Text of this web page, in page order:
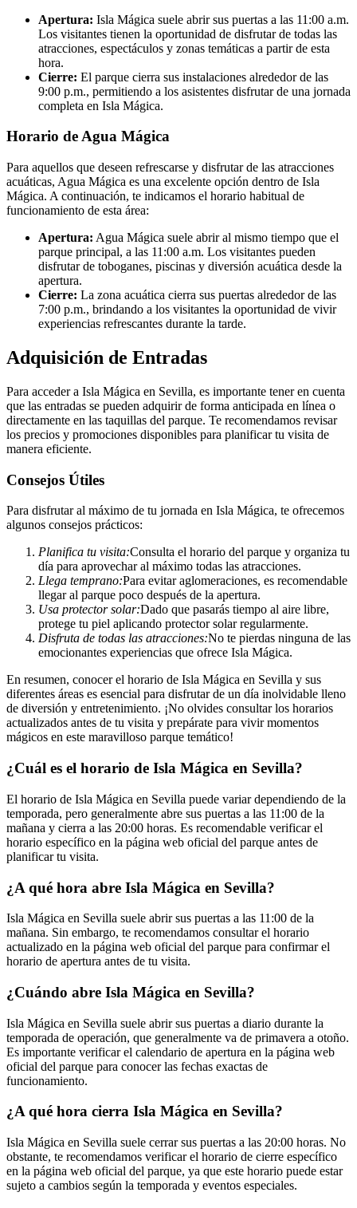
Apertura: Isla Mágica suele abrir sus puertas a las 11:00 a.m.
Los visitantes tienen la oportunidad de disfrutar de todas las
atracciones, espectáculos y zonas temáticas a partir de esta
hora.
Cierre: El parque cierra sus instalaciones alrededor de las
9:00 p.m., permitiendo a los asistentes disfrutar de una jornada
completa en Isla Mágica.
Horario de Agua Mágica
Para aquellos que deseen refrescarse y disfrutar de las atracciones
acuáticas, Agua Mágica es una excelente opción dentro de Isla
Mágica. A continuación, te indicamos el horario habitual de
funcionamiento de esta área:
Apertura: Agua Mágica suele abrir al mismo tiempo que el
parque principal, a las 11:00 a.m. Los visitantes pueden
disfrutar de toboganes, piscinas y diversión acuática desde la
apertura.
Cierre: La zona acuática cierra sus puertas alrededor de las
7:00 p.m., brindando a los visitantes la oportunidad de vivir
experiencias refrescantes durante la tarde.
Adquisición de Entradas
Para acceder a Isla Mágica en Sevilla, es importante tener en cuenta
que las entradas se pueden adquirir de forma anticipada en línea o
directamente en las taquillas del parque. Te recomendamos revisar
los precios y promociones disponibles para planificar tu visita de
manera eficiente.
Consejos Útiles
Para disfrutar al máximo de tu jornada en Isla Mágica, te ofrecemos
algunos consejos prácticos:
Planifica tu visita:Consulta el horario del parque y organiza tu
día para aprovechar al máximo todas las atracciones.
Llega temprano:Para evitar aglomeraciones, es recomendable
llegar al parque poco después de la apertura.
Usa protector solar:Dado que pasarás tiempo al aire libre,
protege tu piel aplicando protector solar regularmente.
Disfruta de todas las atracciones:No te pierdas ninguna de las
emocionantes experiencias que ofrece Isla Mágica.
En resumen, conocer el horario de Isla Mágica en Sevilla y sus
diferentes áreas es esencial para disfrutar de un día inolvidable lleno
de diversión y entretenimiento. ¡No olvides consultar los horarios
actualizados antes de tu visita y prepárate para vivir momentos
mágicos en este maravilloso parque temático!
¿Cuál es el horario de Isla Mágica en Sevilla?
El horario de Isla Mágica en Sevilla puede variar dependiendo de la
temporada, pero generalmente abre sus puertas a las 11:00 de la
mañana y cierra a las 20:00 horas. Es recomendable verificar el
horario específico en la página web oficial del parque antes de
planificar tu visita.
¿A qué hora abre Isla Mágica en Sevilla?
Isla Mágica en Sevilla suele abrir sus puertas a las 11:00 de la
mañana. Sin embargo, te recomendamos consultar el horario
actualizado en la página web oficial del parque para confirmar el
horario de apertura antes de tu visita.
¿Cuándo abre Isla Mágica en Sevilla?
Isla Mágica en Sevilla suele abrir sus puertas a diario durante la
temporada de operación, que generalmente va de primavera a otoño.
Es importante verificar el calendario de apertura en la página web
oficial del parque para conocer las fechas exactas de
funcionamiento.
¿A qué hora cierra Isla Mágica en Sevilla?
Isla Mágica en Sevilla suele cerrar sus puertas a las 20:00 horas. No
obstante, te recomendamos verificar el horario de cierre específico
en la página web oficial del parque, ya que este horario puede estar
sujeto a cambios según la temporada y eventos especiales.